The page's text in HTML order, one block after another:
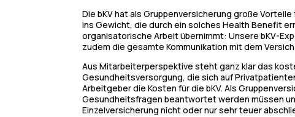
Die bKV hat als Gruppenversicherung große
ins Gewicht, die durch ein solches Health Benefit
organisatorische Arbeit übernimmt: Unsere bKV-
zudem die gesamte Kommunikation mit dem
Aus Mitarbeiterperspektive steht ganz klar das
Gesundheitsversorgung, die sich auf
Arbeitgeber die Kosten für die bKV. Als
Gesundheitsfragen beantwortet werden müssen
Einzelversicherung nicht oder nur sehr teuer